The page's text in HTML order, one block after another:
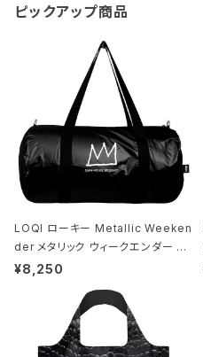
ピックアップ商品
LOQI ローキー Metallic Weeken
der メタリック ウィークエンダー ボ
ストンバッグ ショルダーバッグ JEAN
ck ジャン=ミッシェル・バスキア/クラ
ウン ブラック
¥8,250